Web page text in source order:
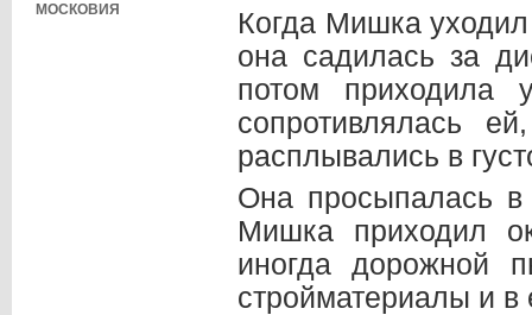
МОСКОВИЯ
Когда Мишка
она садилась за
потом приходила
сопротивлялась
расплывались в
Она просыпалась
Мишка приходил
иногда дорожной
стройматериалы и в